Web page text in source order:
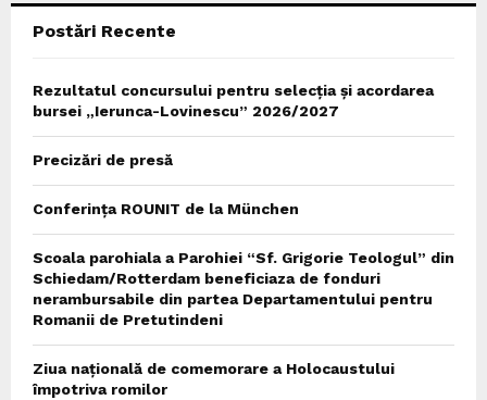
Postări Recente
Rezultatul concursului pentru selecția și acordarea
bursei „Ierunca-Lovinescu” 2026/2027
Precizări de presă
Conferința ROUNIT de la München
Scoala parohiala a Parohiei “Sf. Grigorie Teologul” din
Schiedam/Rotterdam beneficiaza de fonduri
nerambursabile din partea Departamentului pentru
Romanii de Pretutindeni
Ziua națională de comemorare a Holocaustului
împotriva romilor